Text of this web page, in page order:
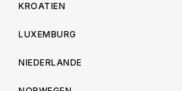
KROATIEN
LUXEMBURG
NIEDERLANDE